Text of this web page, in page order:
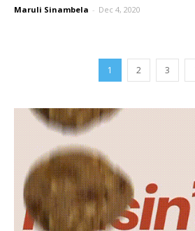
Maruli Sinambela - Dec 4, 2020
1 2 3